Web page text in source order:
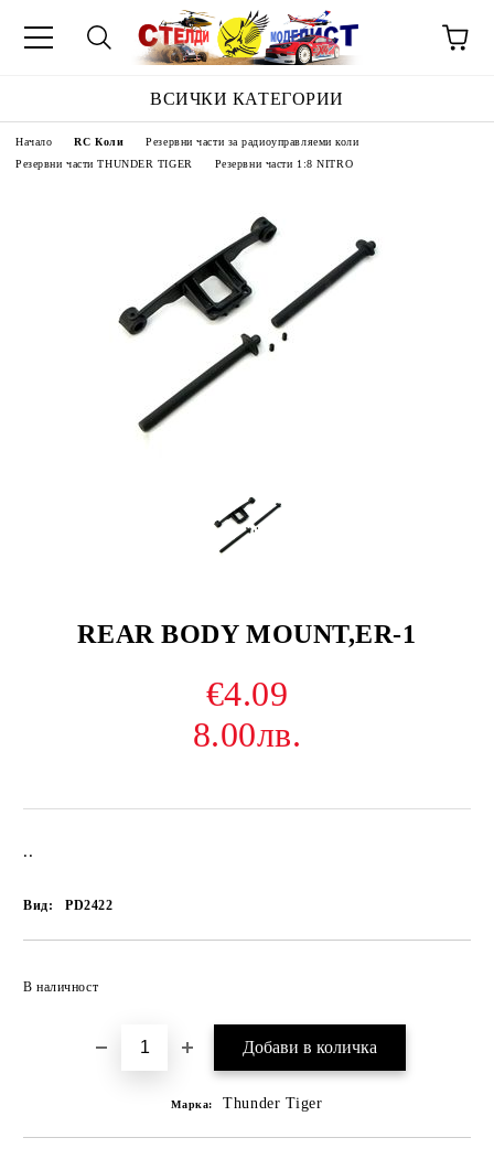
ВСИЧКИ КАТЕГОРИИ
Начало RC Коли
Резервни части за радиоуправляеми коли
Резервни части THUNDER TIGER
Резервни части 1:8 NITRO
REAR BODY MOUNT,ER-1
€4.09
8.00лв.
..
Вид: PD2422
В наличност
Марка: Thunder Tiger